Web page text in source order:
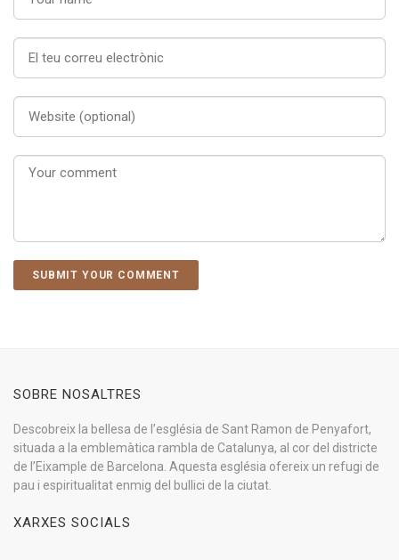
SOBRE NOSALTRES
Descobreix la bellesa de l’església de Sant Ramon de Penyafort,
situada a la emblemàtica rambla de Catalunya, al cor del districte
de l’Eixample de Barcelona. Aquesta església ofereix un refugi de
pau i espiritualitat enmig del bullici de la ciutat.
XARXES SOCIALS